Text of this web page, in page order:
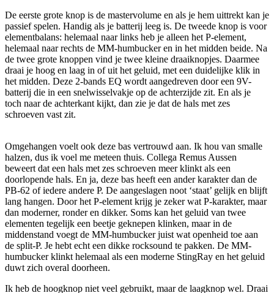
De eerste grote knop is de mastervolume en als je hem uittrekt kan je
passief spelen. Handig als je batterij leeg is. De tweede knop is voor
elementbalans: helemaal naar links heb je alleen het P-element,
helemaal naar rechts de MM-humbucker en in het midden beide. Na
de twee grote knoppen vind je twee kleine draaiknopjes. Daarmee
draai je hoog en laag in of uit het geluid, met een duidelijke klik in
het midden. Deze 2-bands EQ wordt aangedreven door een 9V-
batterij die in een snelwisselvakje op de achterzijde zit. En als je
toch naar de achterkant kijkt, dan zie je dat de hals met zes
schroeven vast zit.
Omgehangen voelt ook deze bas vertrouwd aan. Ik hou van smalle
halzen, dus ik voel me meteen thuis. Collega Remus Aussen
beweert dat een hals met zes schroeven meer klinkt als een
doorlopende hals. En ja, deze bas heeft een ander karakter dan de
PB-62 of iedere andere P. De aangeslagen noot ‘staat’ gelijk en blijft
lang hangen. Door het P-element krijg je zeker wat P-karakter, maar
dan moderner, ronder en dikker. Soms kan het geluid van twee
elementen tegelijk een beetje geknepen klinken, maar in de
middenstand voegt de MM-humbucker juist wat openheid toe aan
de split-P. Je hebt echt een dikke rocksound te pakken. De MM-
humbucker klinkt helemaal als een moderne StingRay en het geluid
duwt zich overal doorheen.
Ik heb de hoogknop niet veel gebruikt, maar de laagknop wel. Draai